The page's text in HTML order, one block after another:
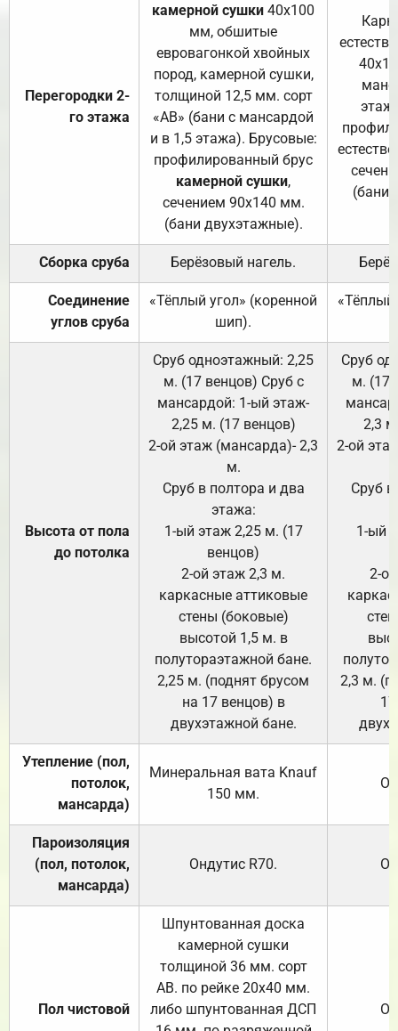
Перегородки 2-
го этажа
камерной сушки 40х100
мм, обшитые
евровагонкой хвойных
пород, камерной сушки,
толщиной 12,5 мм. сорт
«АВ» (бани с мансардой
и в 1,5 этажа). Брусовые:
профилированный брус
камерной сушки,
сечением 90х140 мм.
(бани двухэтажные).
(бани
Сборка сруба Берёзовый нагель.
Соединение
углов сруба
«Тёплый угол» (коренной
шип).
«Тёплый
Высота от пола
до потолка
Сруб одноэтажный: 2,25
м. (17 венцов) Сруб с
мансардой: 1-ый этаж-
2,25 м. (17 венцов)
2-ой этаж (мансарда)- 2,3
м.
Сруб в полтора и два
этажа:
1-ый этаж 2,25 м. (17
венцов)
2-ой этаж 2,3 м.
каркасные аттиковые
стены (боковые)
высотой 1,5 м. в
полутораэтажной бане.
2,25 м. (поднят брусом
на 17 венцов) в
двухэтажной бане.
Сруб
м. (17
2,3
2-ой
Сруб
1-ый
2-
2,3 м.
Утепление (пол,
потолок,
мансарда)
Минеральная вата Knauf
150 мм.
Пароизоляция
(пол, потолок,
мансарда)
Ондутис R70.
Пол чистовой
Шпунтованная доска
камерной сушки
толщиной 36 мм. сорт
АВ. по рейке 20х40 мм.
либо шпунтованная ДСП